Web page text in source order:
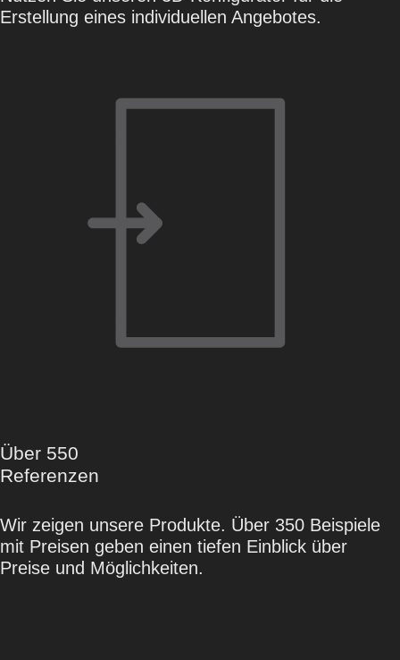
Erstellung eines individuellen Angebotes.
Über 550
Referenzen
Wir zeigen unsere Produkte. Über 350 Beispiele
mit Preisen geben einen tiefen Einblick über
Preise und Möglichkeiten.